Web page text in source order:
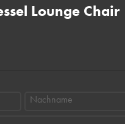
Lounge Chair
Nachname